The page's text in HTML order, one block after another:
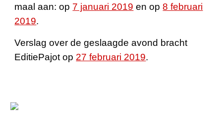
maal aan: op 7 januari 2019 en op8 februari
2019.
Verslag over de geslaagde avond bracht
EditiePajot op 27 februari 2019.